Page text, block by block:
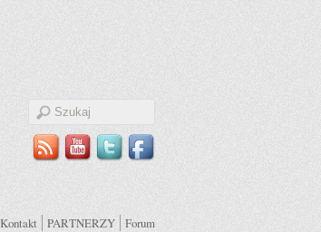
Kontakt PARTNERZY Forum